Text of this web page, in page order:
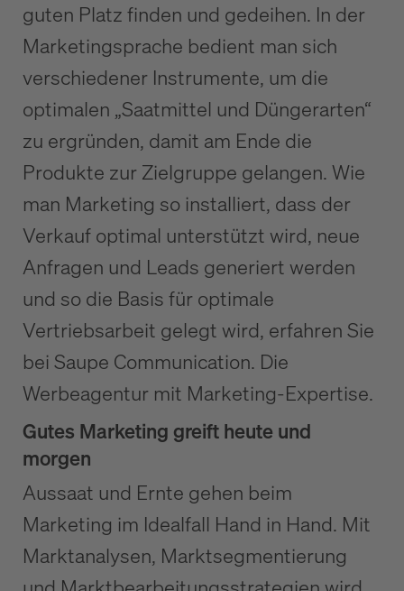
guten Platz finden und gedeihen. In der
Marketingsprache bedient man sich
verschiedener Instrumente, um die
optimalen „Saatmittel und Düngerarten“
zu ergründen, damit am Ende die
Produkte zur Zielgruppe gelangen. Wie
man Marketing so installiert, dass der
Verkauf optimal unterstützt wird, neue
Anfragen und Leads generiert werden
und so die Basis für optimale
Vertriebsarbeit gelegt wird, erfahren Sie
bei Saupe Communication. Die
Werbeagentur mit Marketing-Expertise.
Gutes Marketing greift heute und
morgen
Aussaat und Ernte gehen beim
Marketing im Idealfall Hand in Hand. Mit
Marktanalysen, Marktsegmentierung